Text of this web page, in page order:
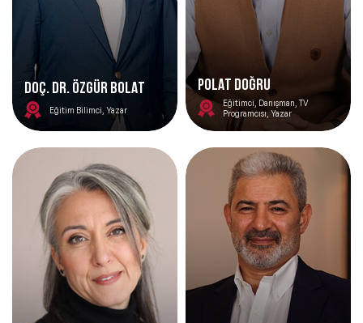
DOÇ. DR. ÖZGÜR BOLAT
Eğitim Bilimci, Yazar
POLAT DOĞRU
Eğitimci, Danışman, TV
Programcısı, Yazar